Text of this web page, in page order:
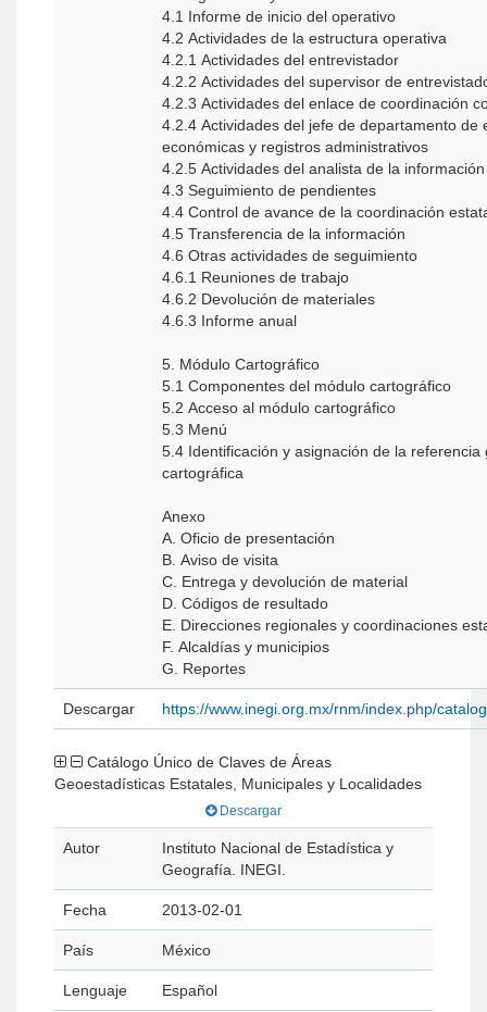
4.1 Informe de inicio del operativo
4.2 Actividades de la estructura operativa
4.2.1 Actividades del entrevistador
4.2.2 Actividades del supervisor de
4.2.3 Actividades del enlace de coordinación
4.2.4 Actividades del jefe de departamento de
económicas y registros administrativos
4.2.5 Actividades del analista de la información
4.3 Seguimiento de pendientes
4.4 Control de avance de la coordinación
4.5 Transferencia de la información
4.6 Otras actividades de seguimiento
4.6.1 Reuniones de trabajo
4.6.2 Devolución de materiales
4.6.3 Informe anual
5. Módulo Cartográfico
5.1 Componentes del módulo cartográfico
5.2 Acceso al módulo cartográfico
5.3 Menú
5.4 Identificación y asignación de la referencia
cartográfica
Anexo
A. Oficio de presentación
B. Aviso de visita
C. Entrega y devolución de material
D. Códigos de resultado
E. Direcciones regionales y coordinaciones
F. Alcaldías y municipios
G. Reportes
Descargar https://www.inegi.org.mx/rnm/index.php/
Geoestadísticas Estatales, Municipales y Localidades
Descargar
Autor
Instituto Nacional de Estadística y
Geografía. INEGI.
Fecha 2013-02-01
País México
Lenguaje Español